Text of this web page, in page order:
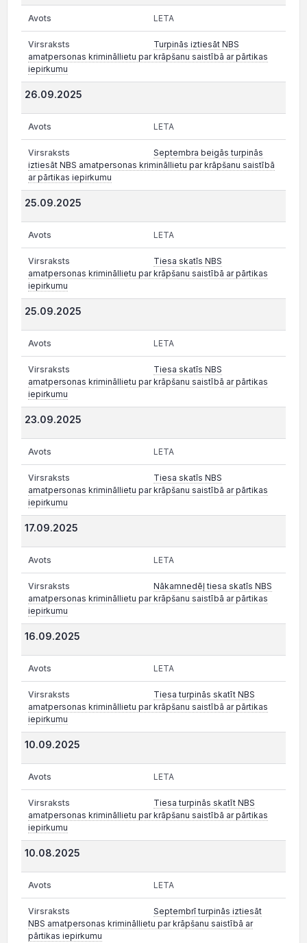
LETA
Turpinās iztiesāt NBS
amatpersonas krimināllietu par krāpšanu saistībā ar pārtikas
iepirkumu
26.09.2025
LETA
Septembra beigās turpinās
iztiesāt NBS amatpersonas krimināllietu par krāpšanu saistībā
ar pārtikas iepirkumu
25.09.2025
LETA
Tiesa skatīs NBS
amatpersonas krimināllietu par krāpšanu saistībā ar pārtikas
iepirkumu
25.09.2025
LETA
Tiesa skatīs NBS
amatpersonas krimināllietu par krāpšanu saistībā ar pārtikas
iepirkumu
23.09.2025
LETA
Tiesa skatīs NBS
amatpersonas krimināllietu par krāpšanu saistībā ar pārtikas
iepirkumu
17.09.2025
LETA
Nākamnedēļ tiesa skatīs NBS
amatpersonas krimināllietu par krāpšanu saistībā ar pārtikas
iepirkumu
16.09.2025
LETA
Tiesa turpinās skatīt NBS
amatpersonas krimināllietu par krāpšanu saistībā ar pārtikas
iepirkumu
10.09.2025
LETA
Tiesa turpinās skatīt NBS
amatpersonas krimināllietu par krāpšanu saistībā ar pārtikas
iepirkumu
10.08.2025
LETA
Septembrī turpinās iztiesāt
NBS amatpersonas krimināllietu par krāpšanu saistībā ar
pārtikas iepirkumu